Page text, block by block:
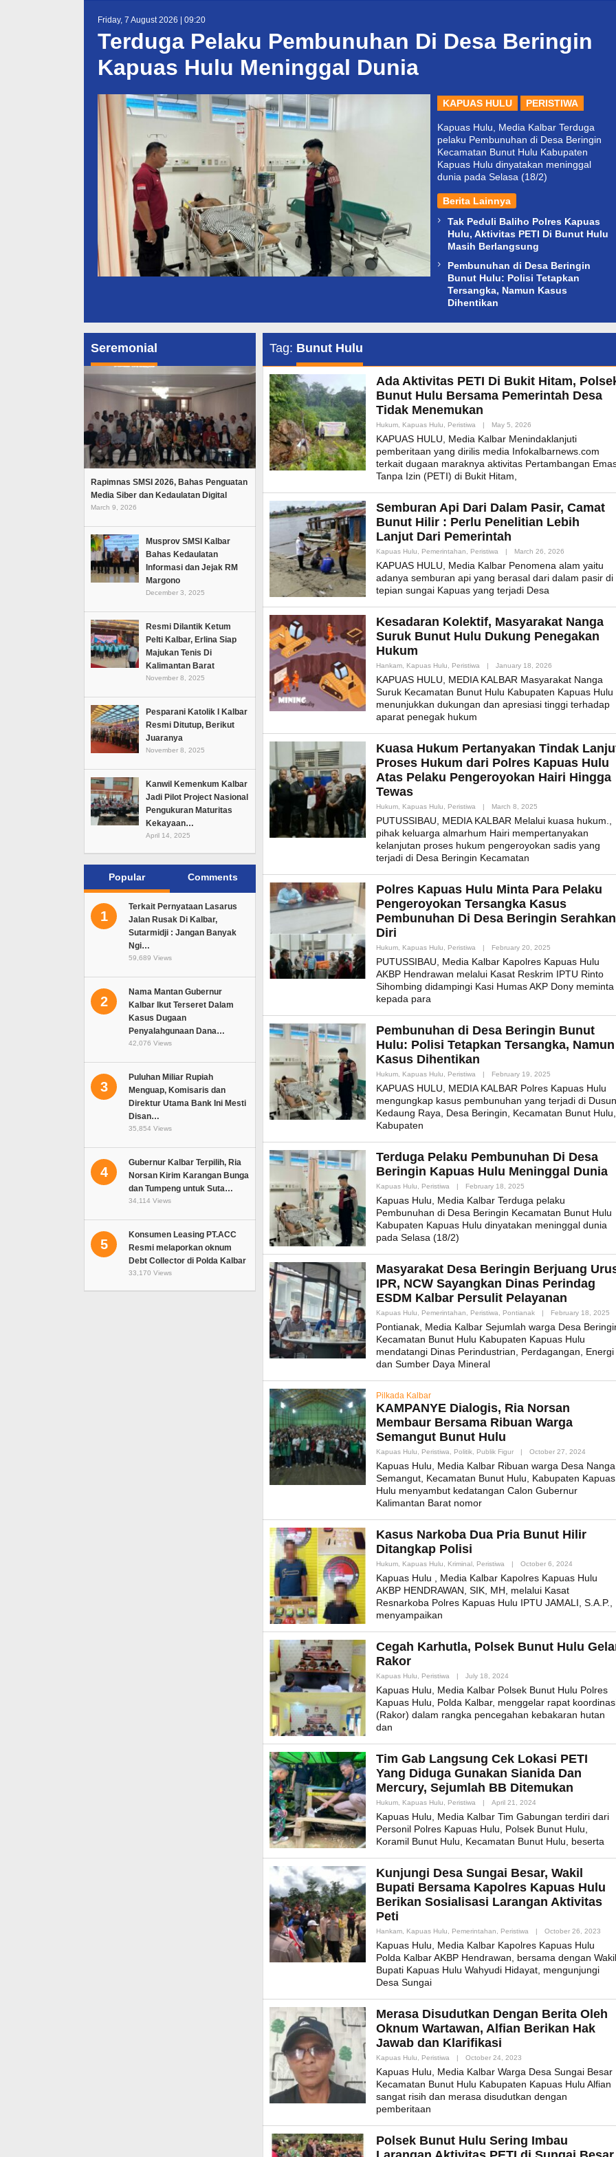
Friday, 7 August 2026 | 09:20
Terduga Pelaku Pembunuhan Di Desa Beringin
Kapuas Hulu Meninggal Dunia
KAPUAS HULU PERISTIWA
Kapuas Hulu, Media Kalbar Terduga
pelaku Pembunuhan di Desa Beringin
Kecamatan Bunut Hulu Kabupaten
Kapuas Hulu dinyatakan meninggal
dunia pada Selasa (18/2)
Berita Lainnya
Tak Peduli Baliho Polres Kapuas
Hulu, Aktivitas PETI Di Bunut Hulu
Masih Berlangsung
Pembunuhan di Desa Beringin
Bunut Hulu: Polisi Tetapkan
Tersangka, Namun Kasus
Dihentikan
Seremonial
Rapimnas SMSI 2026, Bahas Penguatan
Media Siber dan Kedaulatan Digital
March 9, 2026
Musprov SMSI Kalbar
Bahas Kedaulatan
Informasi dan Jejak RM
Margono
December 3, 2025
Resmi Dilantik Ketum
Pelti Kalbar, Erlina Siap
Majukan Tenis Di
Kalimantan Barat
November 8, 2025
Pesparani Katolik I Kalbar
Resmi Ditutup, Berikut
Juaranya
November 8, 2025
Kanwil Kemenkum Kalbar
Jadi Pilot Project Nasional
Pengukuran Maturitas
Kekayaan…
April 14, 2025
Popular Comments
1
Terkait Pernyataan Lasarus
Jalan Rusak Di Kalbar,
Sutarmidji : Jangan Banyak
Ngi…
59,689 Views
2
Nama Mantan Gubernur
Kalbar Ikut Terseret Dalam
Kasus Dugaan
Penyalahgunaan Dana…
42,076 Views
3
Puluhan Miliar Rupiah
Menguap, Komisaris dan
Direktur Utama Bank Ini Mesti
Disan…
35,854 Views
4
Gubernur Kalbar Terpilih, Ria
Norsan Kirim Karangan Bunga
dan Tumpeng untuk Suta…
34,114 Views
5
Konsumen Leasing PT.ACC
Resmi melaporkan oknum
Debt Collector di Polda Kalbar
33,170 Views
Tag: Bunut Hulu
Ada Aktivitas PETI Di Bukit Hitam,
Bunut Hulu Bersama Pemerintah Desa
Tidak Menemukan
Hukum, Kapuas Hulu, Peristiwa | May 5, 2026
KAPUAS HULU, Media Kalbar Menindaklanjuti
pemberitaan yang dirilis media Infokalbarnews.com
terkait dugaan maraknya aktivitas Pertambangan
Tanpa Izin (PETI) di Bukit Hitam,
Semburan Api Dari Dalam Pasir, Camat
Bunut Hilir : Perlu Penelitian Lebih
Lanjut Dari Pemerintah
Kapuas Hulu, Pemerintahan, Peristiwa | March 26, 2026
KAPUAS HULU, Media Kalbar Penomena alam yaitu
adanya semburan api yang berasal dari dalam pasir di
tepian sungai Kapuas yang terjadi Desa
Kesadaran Kolektif, Masyarakat Nanga
Suruk Bunut Hulu Dukung Penegakan
Hukum
Hankam, Kapuas Hulu, Peristiwa | January 18, 2026
KAPUAS HULU, MEDIA KALBAR Masyarakat Nanga
Suruk Kecamatan Bunut Hulu Kabupaten Kapuas Hulu
menunjukkan dukungan dan apresiasi tinggi terhadap
aparat penegak hukum
Kuasa Hukum Pertanyakan Tindak
Proses Hukum dari Polres Kapuas Hulu
Atas Pelaku Pengeroyokan Hairi Hingga
Tewas
Hukum, Kapuas Hulu, Peristiwa | March 8, 2025
PUTUSSIBAU, MEDIA KALBAR Melalui kuasa hukum.,
pihak keluarga almarhum Hairi mempertanyakan
kelanjutan proses hukum pengeroyokan sadis yang
terjadi di Desa Beringin Kecamatan
Polres Kapuas Hulu Minta Para Pelaku
Pengeroyokan Tersangka Kasus
Pembunuhan Di Desa Beringin Serahkan
Diri
Hukum, Kapuas Hulu, Peristiwa | February 20, 2025
PUTUSSIBAU, Media Kalbar Kapolres Kapuas Hulu
AKBP Hendrawan melalui Kasat Reskrim IPTU Rinto
Sihombing didampingi Kasi Humas AKP Dony meminta
kepada para
Pembunuhan di Desa Beringin Bunut
Hulu: Polisi Tetapkan Tersangka, Namun
Kasus Dihentikan
Hukum, Kapuas Hulu, Peristiwa | February 19, 2025
KAPUAS HULU, MEDIA KALBAR Polres Kapuas Hulu
mengungkap kasus pembunuhan yang terjadi di Dusun
Kedaung Raya, Desa Beringin, Kecamatan Bunut Hulu,
Kabupaten
Terduga Pelaku Pembunuhan Di Desa
Beringin Kapuas Hulu Meninggal Dunia
Kapuas Hulu, Peristiwa | February 18, 2025
Kapuas Hulu, Media Kalbar Terduga pelaku
Pembunuhan di Desa Beringin Kecamatan Bunut Hulu
Kabupaten Kapuas Hulu dinyatakan meninggal dunia
pada Selasa (18/2)
Masyarakat Desa Beringin Berjuang
IPR, NCW Sayangkan Dinas Perindag
ESDM Kalbar Persulit Pelayanan
Kapuas Hulu, Pemerintahan, Peristiwa, Pontianak | February 18, 2025
Pontianak, Media Kalbar Sejumlah warga Desa
Kecamatan Bunut Hulu Kabupaten Kapuas Hulu
mendatangi Dinas Perindustrian, Perdagangan, Energi
dan Sumber Daya Mineral
Pilkada Kalbar
KAMPANYE Dialogis, Ria Norsan
Membaur Bersama Ribuan Warga
Semangut Bunut Hulu
Kapuas Hulu, Peristiwa, Politik, Publik Figur | October 27, 2024
Kapuas Hulu, Media Kalbar Ribuan warga Desa Nanga
Semangut, Kecamatan Bunut Hulu, Kabupaten Kapuas
Hulu menyambut kedatangan Calon Gubernur
Kalimantan Barat nomor
Kasus Narkoba Dua Pria Bunut Hilir
Ditangkap Polisi
Hukum, Kapuas Hulu, Kriminal, Peristiwa | October 6, 2024
Kapuas Hulu , Media Kalbar Kapolres Kapuas Hulu
AKBP HENDRAWAN, SIK, MH, melalui Kasat
Resnarkoba Polres Kapuas Hulu IPTU JAMALI, S.A.P.,
menyampaikan
Cegah Karhutla, Polsek Bunut Hulu
Rakor
Kapuas Hulu, Peristiwa | July 18, 2024
Kapuas Hulu, Media Kalbar Polsek Bunut Hulu Polres
Kapuas Hulu, Polda Kalbar, menggelar rapat
(Rakor) dalam rangka pencegahan kebakaran hutan
dan
Tim Gab Langsung Cek Lokasi PETI
Yang Diduga Gunakan Sianida Dan
Mercury, Sejumlah BB Ditemukan
Hukum, Kapuas Hulu, Peristiwa | April 21, 2024
Kapuas Hulu, Media Kalbar Tim Gabungan terdiri dari
Personil Polres Kapuas Hulu, Polsek Bunut Hulu,
Koramil Bunut Hulu, Kecamatan Bunut Hulu, beserta
Kunjungi Desa Sungai Besar, Wakil
Bupati Bersama Kapolres Kapuas Hulu
Berikan Sosialisasi Larangan Aktivitas
Peti
Hankam, Kapuas Hulu, Pemerintahan, Peristiwa | October 26, 2023
Kapuas Hulu, Media Kalbar Kapolres Kapuas Hulu
Polda Kalbar AKBP Hendrawan, bersama dengan Wakil
Bupati Kapuas Hulu Wahyudi Hidayat, mengunjungi
Desa Sungai
Merasa Disudutkan Dengan Berita Oleh
Oknum Wartawan, Alfian Berikan Hak
Jawab dan Klarifikasi
Kapuas Hulu, Peristiwa | October 24, 2023
Kapuas Hulu, Media Kalbar Warga Desa Sungai Besar
Kecamatan Bunut Hulu Kabupaten Kapuas Hulu Alfian
sangat risih dan merasa disudutkan dengan
pemberitaan
Polsek Bunut Hulu Sering Imbau